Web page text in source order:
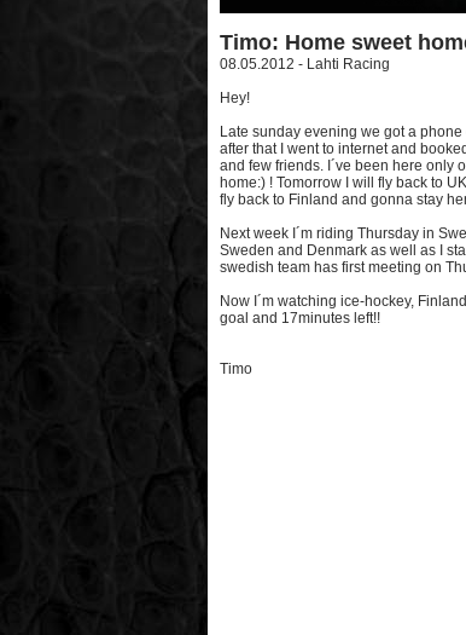
Timo: Home sweet
08.05.2012 - Lahti Racing
Hey!
Late sunday evening we got a
after that I went to internet and
and few friends. I´ve been here only
home:) ! Tomorrow I will fly back to
fly back to Finland and gonna stay
Next week I´m riding Thursday in
Sweden and Denmark as well as I
swedish team has first meeting on
Now I´m watching ice-hockey,
goal and 17minutes left!!
Timo